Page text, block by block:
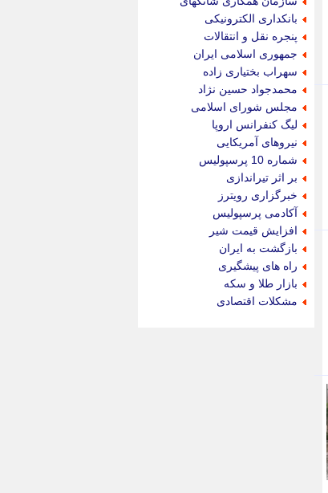
بانکداری الکترونیکی
پنجره نقل و انتقالات
جمهوری اسلامی ایران
سهراب بختیاری زاده
محمدجواد حسین نژاد
مجلس شورای اسلامی
لیگ کنفرانس اروپا
نیروهای آمریکایی
شماره 10 پرسپولیس
بر اثر تیراندازی
خبرگزاری رویترز
آکادمی پرسپولیس
افزایش قیمت شیر
بازگشت به ایران
راه های پیشگیری
بازار طلا و سکه
مشکلات اقتصادی